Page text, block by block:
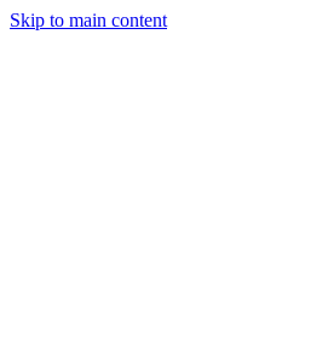
Skip to main content